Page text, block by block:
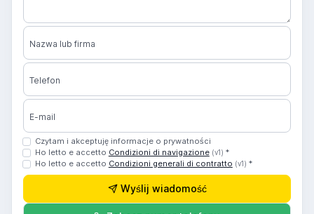
Nazwa lub firma
Telefon
E-mail
Czytam i akceptuję informacje o prywatności
Ho letto e accetto Condizioni di navigazione (v1) *
Ho letto e accetto Condizioni generali di contratto (v1) *
Wyślij wiadomość